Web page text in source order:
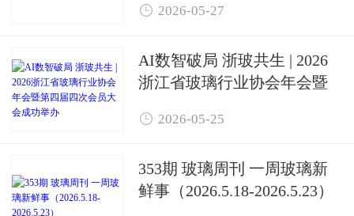
 2026-05-27
AI数智破局 浙玻共生 | 2026
浙江省玻璃行业协会年会暨
办
 2026-05-25
353期 玻璃周刊 一周玻璃新
鲜事（2026.5.18-2026.5.23）